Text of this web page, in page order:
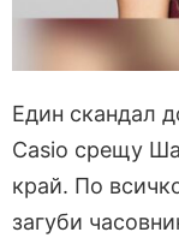
Един скандал
Casio срещу
край. По
загуби